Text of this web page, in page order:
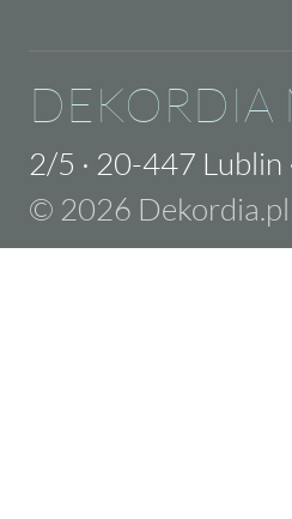
DEKORDIA
2/5 · 20-447 Lublin
© 2026